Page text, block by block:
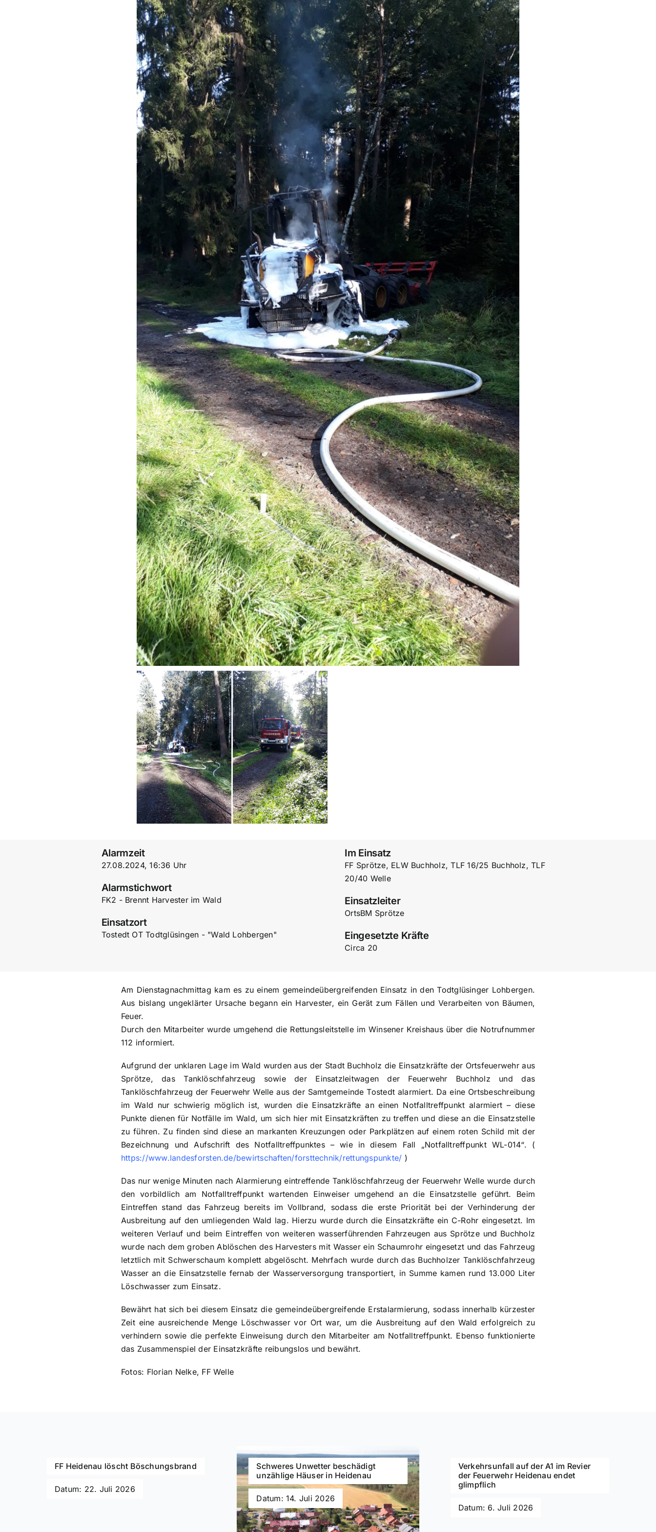
Alarmzeit
27.08.2024, 16:36 Uhr
Alarmstichwort
FK2 - Brennt Harvester im Wald
Einsatzort
Tostedt OT Todtglüsingen - "Wald Lohbergen"
Im Einsatz
FF Sprötze, ELW Buchholz, TLF 16/25 Buchholz, TLF
20/40 Welle
Einsatzleiter
OrtsBM Sprötze
Eingesetzte Kräfte
Circa 20
Am Dienstagnachmittag kam es zu einem gemeindeübergreifenden Einsatz in den Todtglüsinger Lohbergen.
Aus bislang ungeklärter Ursache begann ein Harvester, ein Gerät zum Fällen und Verarbeiten von Bäumen,
Feuer.
Durch den Mitarbeiter wurde umgehend die Rettungsleitstelle im Winsener Kreishaus über die Notrufnummer
112 informiert.
Aufgrund der unklaren Lage im Wald wurden aus der Stadt Buchholz die Einsatzkräfte der Ortsfeuerwehr aus
Sprötze, das Tanklöschfahrzeug sowie der Einsatzleitwagen der Feuerwehr Buchholz und das
Tanklöschfahrzeug der Feuerwehr Welle aus der Samtgemeinde Tostedt alarmiert. Da eine Ortsbeschreibung
im Wald nur schwierig möglich ist, wurden die Einsatzkräfte an einen Notfalltreffpunkt alarmiert – diese
Punkte dienen für Notfälle im Wald, um sich hier mit Einsatzkräften zu treffen und diese an die Einsatzstelle
zu führen. Zu finden sind diese an markanten Kreuzungen oder Parkplätzen auf einem roten Schild mit der
Bezeichnung und Aufschrift des Notfalltreffpunktes – wie in diesem Fall „Notfalltreffpunkt WL-014“. (
https://www.landesforsten.de/bewirtschaften/forsttechnik/rettungspunkte/ )
Das nur wenige Minuten nach Alarmierung eintreffende Tanklöschfahrzeug der Feuerwehr Welle wurde durch
den vorbildlich am Notfalltreffpunkt wartenden Einweiser umgehend an die Einsatzstelle geführt. Beim
Eintreffen stand das Fahrzeug bereits im Vollbrand, sodass die erste Priorität bei der Verhinderung der
Ausbreitung auf den umliegenden Wald lag. Hierzu wurde durch die Einsatzkräfte ein C-Rohr eingesetzt. Im
weiteren Verlauf und beim Eintreffen von weiteren wasserführenden Fahrzeugen aus Sprötze und Buchholz
wurde nach dem groben Ablöschen des Harvesters mit Wasser ein Schaumrohr eingesetzt und das Fahrzeug
letztlich mit Schwerschaum komplett abgelöscht. Mehrfach wurde durch das Buchholzer Tanklöschfahrzeug
Wasser an die Einsatzstelle fernab der Wasserversorgung transportiert, in Summe kamen rund 13.000 Liter
Löschwasser zum Einsatz.
Bewährt hat sich bei diesem Einsatz die gemeindeübergreifende Erstalarmierung, sodass innerhalb kürzester
Zeit eine ausreichende Menge Löschwasser vor Ort war, um die Ausbreitung auf den Wald erfolgreich zu
verhindern sowie die perfekte Einweisung durch den Mitarbeiter am Notfalltreffpunkt. Ebenso funktionierte
das Zusammenspiel der Einsatzkräfte reibungslos und bewährt.
Fotos: Florian Nelke, FF Welle
FF Heidenau löscht Böschungsbrand
Datum: 22. Juli 2026
Schweres Unwetter beschädigt
unzählige Häuser in Heidenau
Datum: 14. Juli 2026
Verkehrsunfall auf der A1 im Revier
der Feuerwehr Heidenau endet
glimpflich
Datum: 6. Juli 2026